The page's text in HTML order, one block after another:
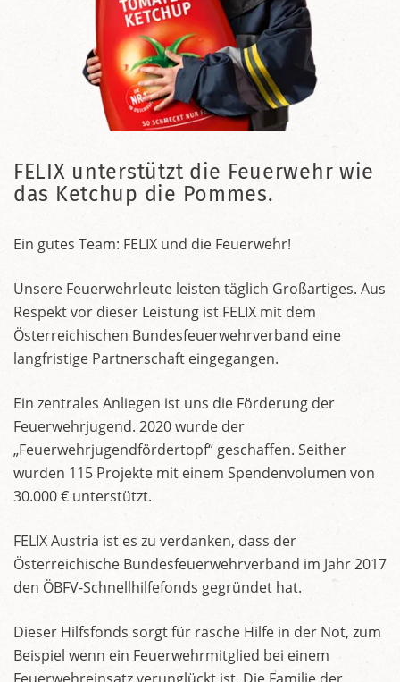
FELIX unterstützt die Feuerwehr wie
das Ketchup die Pommes.
Ein gutes Team: FELIX und die Feuerwehr!
Unsere Feuerwehrleute leisten täglich Großartiges. Aus
Respekt vor dieser Leistung ist FELIX mit dem
Österreichischen Bundesfeuerwehrverband eine
langfristige Partnerschaft eingegangen.
Ein zentrales Anliegen ist uns die Förderung der
Feuerwehrjugend. 2020 wurde der
„Feuerwehrjugendfördertopf“ geschaffen. Seither
wurden 115 Projekte mit einem Spendenvolumen von
30.000 € unterstützt.
FELIX Austria ist es zu verdanken, dass der
Österreichische Bundesfeuerwehrverband im Jahr 2017
den ÖBFV-Schnellhilfefonds gegründet hat.
Dieser Hilfsfonds sorgt für rasche Hilfe in der Not, zum
Beispiel wenn ein Feuerwehrmitglied bei einem